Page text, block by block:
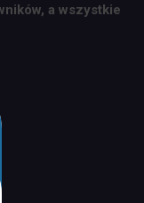
a wszystkie